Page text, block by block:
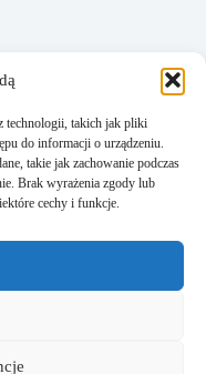
technologii, takich jak pliki
do informacji o urządzeniu.
takie jak zachowanie podczas
Brak wyrażenia zgody lub
cechy i funkcje.